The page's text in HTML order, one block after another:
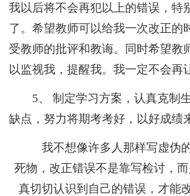
我以后将不会再犯以上的错误，特
了。希望教师可以给我一次改正的
受教师的批评和教诲。同时希望教
以监视我，提醒我。我一定不会再
5、 制定学习方案，认真克制
缺点，努力将期考考好，以好成绩
我不想像许多人那样写虚伪
死物，改正错误不是靠写检讨，
真切切认识到自己的错误，才能